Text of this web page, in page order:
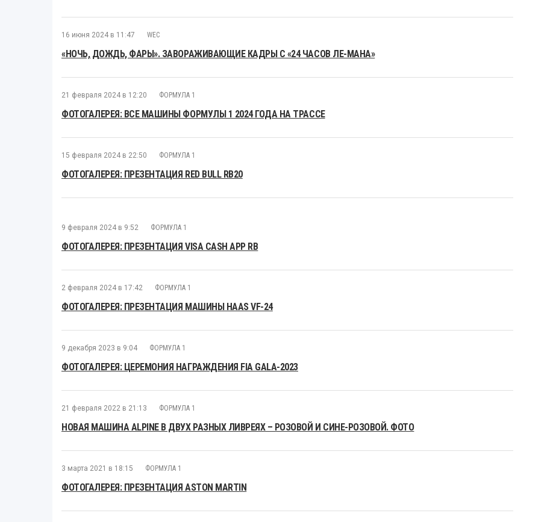
16 июня 2024 в 11:47 WEC
«НОЧЬ, ДОЖДЬ, ФАРЫ». ЗАВОРАЖИВАЮЩИЕ КАДРЫ С «24 ЧАСОВ ЛЕ-МАНА»
21 февраля 2024 в 12:20 ФОРМУЛА 1
ФОТОГАЛЕРЕЯ: ВСЕ МАШИНЫ ФОРМУЛЫ 1 2024 ГОДА НА ТРАССЕ
15 февраля 2024 в 22:50 ФОРМУЛА 1
ФОТОГАЛЕРЕЯ: ПРЕЗЕНТАЦИЯ RED BULL RB20
9 февраля 2024 в 9:52 ФОРМУЛА 1
ФОТОГАЛЕРЕЯ: ПРЕЗЕНТАЦИЯ VISA CASH APP RB
2 февраля 2024 в 17:42 ФОРМУЛА 1
ФОТОГАЛЕРЕЯ: ПРЕЗЕНТАЦИЯ МАШИНЫ HAAS VF-24
9 декабря 2023 в 9:04 ФОРМУЛА 1
ФОТОГАЛЕРЕЯ: ЦЕРЕМОНИЯ НАГРАЖДЕНИЯ FIA GALA-2023
21 февраля 2022 в 21:13 ФОРМУЛА 1
НОВАЯ МАШИНА ALPINE В ДВУХ РАЗНЫХ ЛИВРЕЯХ – РОЗОВОЙ И СИНЕ-РОЗОВОЙ. ФОТО
3 марта 2021 в 18:15 ФОРМУЛА 1
ФОТОГАЛЕРЕЯ: ПРЕЗЕНТАЦИЯ ASTON MARTIN